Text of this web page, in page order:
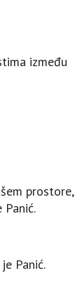
između
prostore,
Panić.